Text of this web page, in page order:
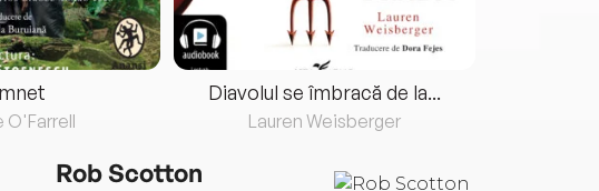
O'Farrell
Diavolul se îmbracă de la...
Lauren Weisberger
Rob Scotton